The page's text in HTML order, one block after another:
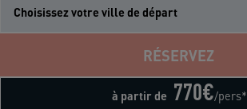
Choisissez votre ville de départ
à partir de 770€/pers*
RÉSERVEZ